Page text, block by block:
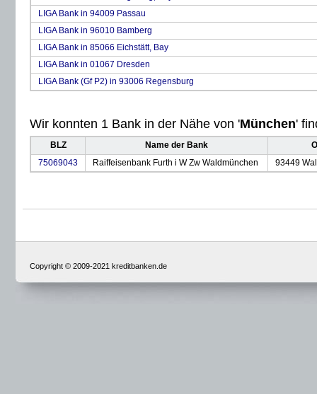
LIGA Bank in 94009 Passau
LIGA Bank in 96010 Bamberg
LIGA Bank in 85066 Eichstätt, Bay
LIGA Bank in 01067 Dresden
LIGA Bank (Gf P2) in 93006 Regensburg
Wir konnten 1 Bank in der Nähe von 'München'
BLZ Name der Bank
75069043
Raiffeisenbank Furth i W Zw Waldmünchen 93449
Copyright © 2009-2021 kreditbanken.de